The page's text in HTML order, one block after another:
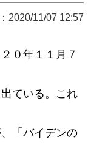
2020/11/07 12:57
０年１１月７
ている。これ
「バイデンの